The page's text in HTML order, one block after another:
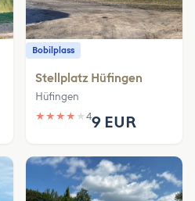
Bobilplass
Stellplatz Hüfingen
Hüfingen
★ ★ ★ ★ ★ 49 EUR